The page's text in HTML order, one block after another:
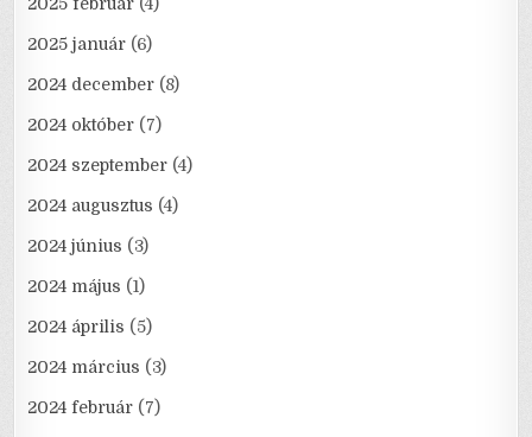
2025 február (4)
2025 január (6)
2024 december (8)
2024 október (7)
2024 szeptember (4)
2024 augusztus (4)
2024 június (3)
2024 május (1)
2024 április (5)
2024 március (3)
2024 február (7)